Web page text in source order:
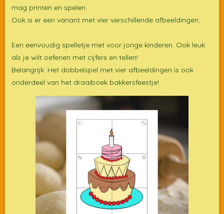
mag printen en spelen.
Ook is er een variant met vier verschillende afbeeldingen.
Een eenvoudig spelletje met voor jonge kinderen. Ook leuk
als je wilt oefenen met cijfers en tellen!
Belangrijk: Het dobbelspel met vier afbeeldingen is ook
onderdeel van het draaiboek bakkersfeestje!